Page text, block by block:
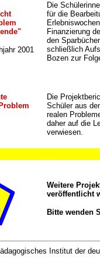
2001
Die
für die
Finanzierung
den
schließlich
Bozen zur
Die
Schüler aus
realen
daher auf die
verwiesen.
.. ..
Weitere
veröffentlicht
Bitte wenden
Institut der